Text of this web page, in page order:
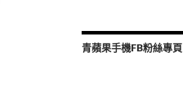
青蘋果手機FB粉絲專頁